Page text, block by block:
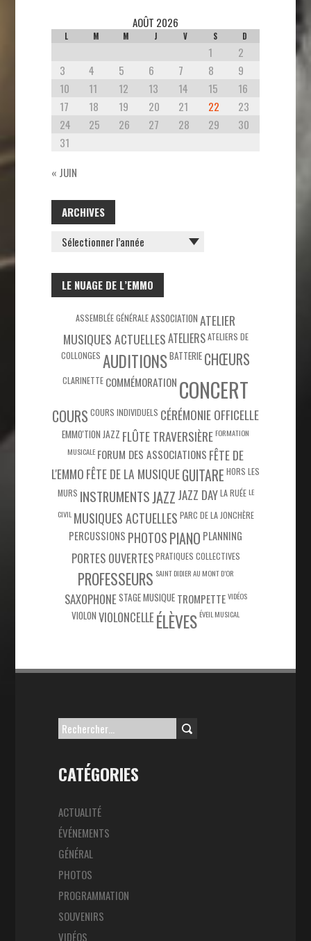
AOÛT 2026
L M M J V S D
1
2
3
4 5 6 7 8
9
10
11 12 13 14 15
16
17
18 19 20 21 22
23
24
25 26 27 28 29
30
31
« JUIN
ARCHIVES
ARCHIVES
LE NUAGE DE L’EMMO
ASSEMBLÉE GÉNÉRALEASSOCIATION ATELIER
MUSIQUES ACTUELLESATELIERSATELIERS DE
COLLONGES AUDITIONSBATTERIE CHŒURS
CLARINETTE COMMÉMORATION CONCERT
COURS COURS INDIVIDUELS CÉRÉMONIE OFFICELLE
EMMO'TION JAZZ FLÛTE TRAVERSIÈRE FORMATION
MUSICALE FORUM DES ASSOCIATIONS FÊTE DE
L'EMMOFÊTE DE LA MUSIQUEGUITARE HORS LES
MURS INSTRUMENTSJAZZ JAZZ DAYLA RUÉE LE
CIVIL MUSIQUES ACTUELLES PARC DE LA JONCHÈRE
PERCUSSIONS PHOTOSPIANO PLANNING
PORTES OUVERTESPRATIQUES COLLECTIVES
PROFESSEURS SAINT DIDIER AU MONT D’OR
SAXOPHONE STAGE MUSIQUE TROMPETTE VIDÉOS
VIOLON VIOLONCELLE ÉLÈVES ÉVEIL MUSICAL
Rechercher :
CATÉGORIES
ACTUALITÉ
ÉVÉNEMENTS
GÉNÉRAL
PHOTOS
PROGRAMMATION
SOUVENIRS
VIDÉOS